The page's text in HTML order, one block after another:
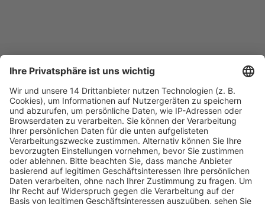
Fachmedien Recht und Wirtschaft
Ein Fachbereich der
dfv Mediengruppe
Mainzer Landstr. 251